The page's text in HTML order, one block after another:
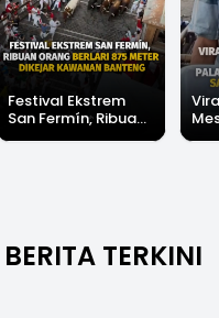
Festival Ekstrem
San Fermín, Ribuan
Orang Berlari 875
di
BERITA TERKINI